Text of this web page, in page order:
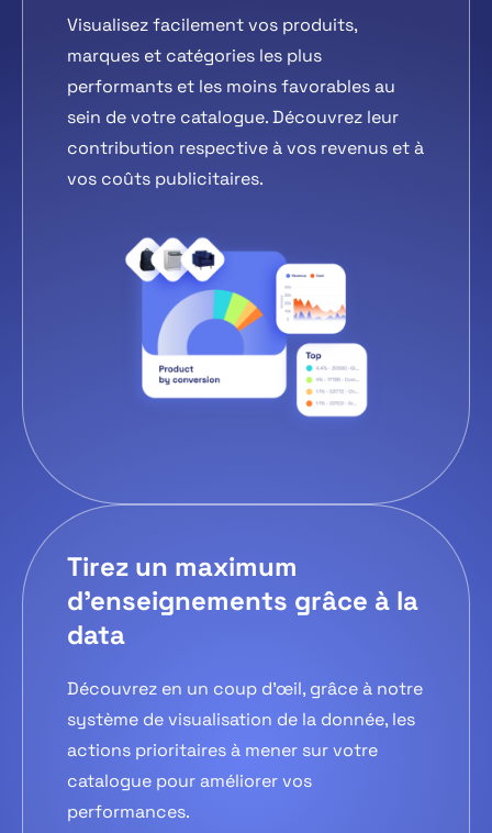
Visualisez facilement vos produits,
marques et catégories les plus
performants et les moins favorables au
sein de votre catalogue. Découvrez leur
contribution respective à vos revenus et à
vos coûts publicitaires.
Tirez un maximum
d’enseignements grâce à la
data
Découvrez en un coup d’œil, grâce à notre
système de visualisation de la donnée, les
actions prioritaires à mener sur votre
catalogue pour améliorer vos
performances.